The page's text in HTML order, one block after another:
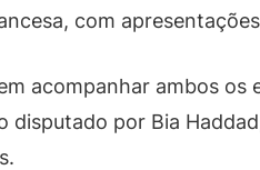
com
acompanhar ambos
disputado por Bia